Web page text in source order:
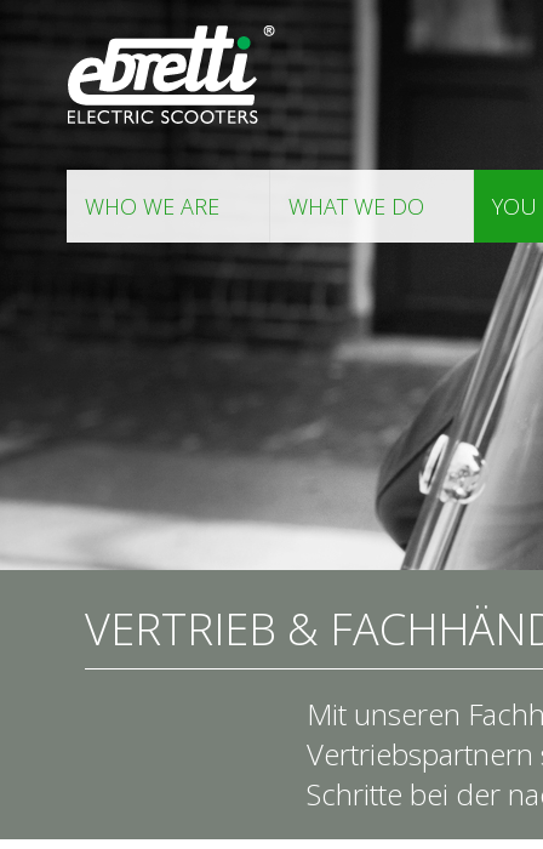
WHO WE ARE WHAT WE DO
VERTRIEB &
Mit unseren
Vertriebspartnern
Schritte bei der